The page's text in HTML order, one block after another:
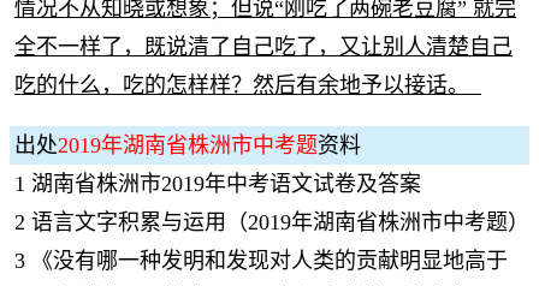
情况不从知晓或想象；但说“刚吃了两碗老豆腐” 就完
全不一样了，既说清了自己吃了，又让别人清楚自己
吃的什么，吃的怎样样？然后有余地予以接话。
出处2019年湖南省株洲市中考题资料
1 湖南省株洲市2019年中考语文试卷及答案
2 语言文字积累与运用（2019年湖南省株洲市中考题）
3
《没有哪一种发明和发现对人类的贡献明显地高于